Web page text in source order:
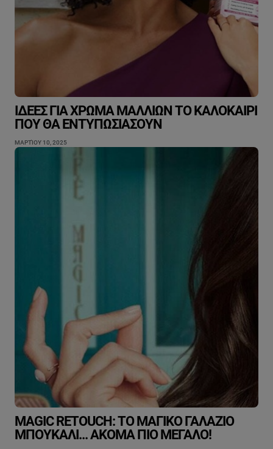
ΙΔΈΕΣ ΓΙΑ ΧΡΏΜΑ ΜΑΛΛΙΏΝ ΤΟ ΚΑΛΟΚΑΊΡΙ
ΠΟΥ ΘΑ ΕΝΤΥΠΩΣΙΆΣΟΥΝ
ΜΑΡΤΊΟΥ 10, 2025
MAGIC RETOUCH: ΤΟ ΜΑΓΙΚΌ ΓΑΛΆΖΙΟ
ΜΠΟΥΚΆΛΙ... ΑΚΌΜΑ ΠΙΟ ΜΕΓΆΛΟ!